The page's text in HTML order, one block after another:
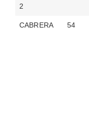
2
CABRERA 54